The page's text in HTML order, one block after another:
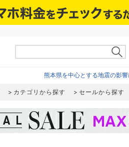
熊本県を中心とする地震の影
カテゴリから探す セールから探す